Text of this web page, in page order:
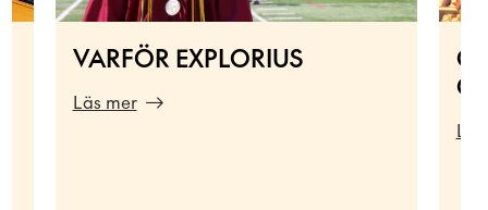
VARFÖR EXPLORIUS
Läs mer